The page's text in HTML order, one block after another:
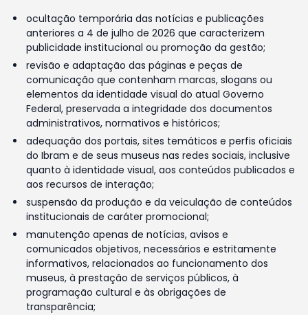
ocultação temporária das notícias e publicações
anteriores a 4 de julho de 2026 que caracterizem
publicidade institucional ou promoção da gestão;
revisão e adaptação das páginas e peças de
comunicação que contenham marcas, slogans ou
elementos da identidade visual do atual Governo
Federal, preservada a integridade dos documentos
administrativos, normativos e históricos;
adequação dos portais, sites temáticos e perfis oficiais
do Ibram e de seus museus nas redes sociais, inclusive
quanto à identidade visual, aos conteúdos publicados e
aos recursos de interação;
suspensão da produção e da veiculação de conteúdos
institucionais de caráter promocional;
manutenção apenas de notícias, avisos e
comunicados objetivos, necessários e estritamente
informativos, relacionados ao funcionamento dos
museus, à prestação de serviços públicos, à
programação cultural e às obrigações de
transparência;